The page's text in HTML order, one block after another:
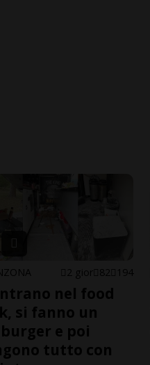
2 gior 82 194
nel food
si fanno un
e poi
tutto con